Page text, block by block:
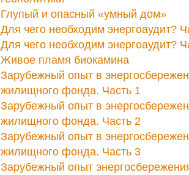
Глупый и опасный «умный дом»
Для чего необходим энергоаудит?
Для чего необходим энергоаудит?
Живое пламя биокамина
Зарубежный опыт в
жилищного фонда. Часть 1
Зарубежный опыт в
жилищного фонда. Часть 2
Зарубежный опыт в
жилищного фонда. Часть 3
Зарубежный опыт